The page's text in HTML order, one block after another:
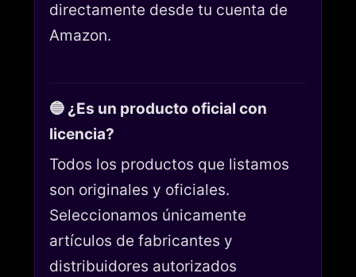
directamente desde tu cuenta de
Amazon.
🔵 ¿Es un producto oficial con
licencia?
Todos los productos que listamos
son originales y oficiales.
Seleccionamos únicamente
artículos de fabricantes y
distribuidores autorizados